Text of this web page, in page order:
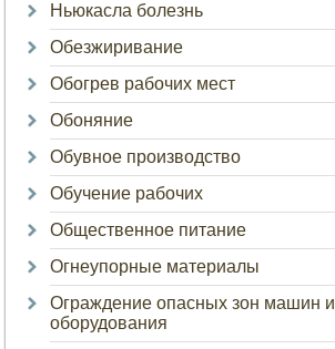
Ньюкасла болезнь
Обезжиривание
Обогрев рабочих мест
Обоняние
Обувное производство
Обучение рабочих
Общественное питание
Огнеупорные материалы
Ограждение опасных зон машин и
оборудования